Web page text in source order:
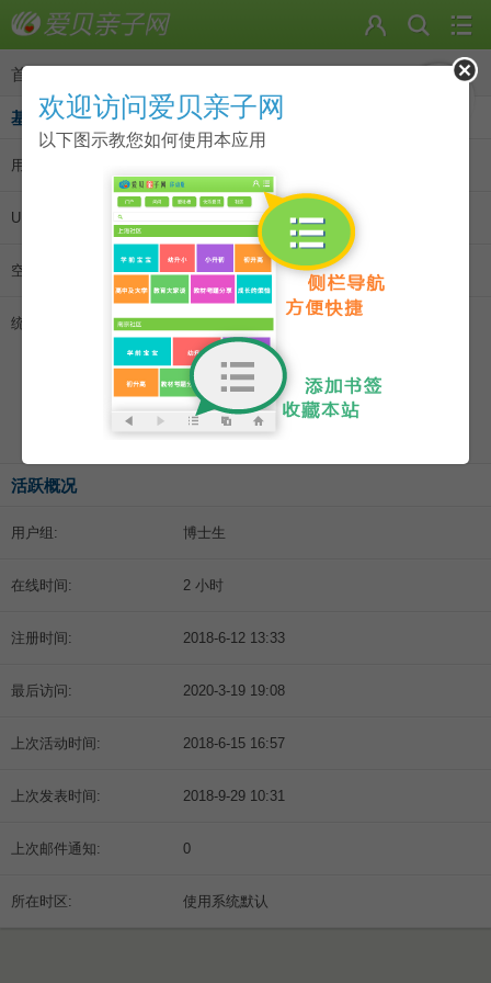
首页
基本资料
用户名:
UID:
空间访问量: 2064
统计信息:
主题数 3
回帖数 25
好友数 0
记录数 0
日志数 0
活跃概况
用户组: 博士生
在线时间: 2 小时
注册时间: 2018-6-12 13:33
最后访问: 2020-3-19 19:08
上次活动时间: 2018-6-15 16:57
上次发表时间: 2018-9-29 10:31
上次邮件通知: 0
所在时区: 使用系统默认
欢迎访问爱贝亲子网
以下图示教您如何使用本应用